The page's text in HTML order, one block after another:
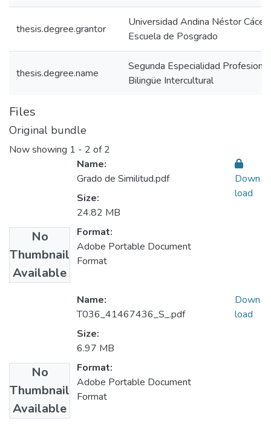
thesis.degree.grantor
Universidad Andina Néstor
Escuela de Posgrado
thesis.degree.name
Segunda Especialidad
Bilingüe Intercultural
Files
Original bundle
Now showing 1 - 2 of 2
No
Thumbnail
Available
Name:
Grado de Similitud.pdf
Size:
24.82 MB
Format:
Adobe Portable Document
Format
Down
load
No
Thumbnail
Available
Name:
T036_41467436_S_.pdf
Size:
6.97 MB
Format:
Adobe Portable Document
Format
Down
load